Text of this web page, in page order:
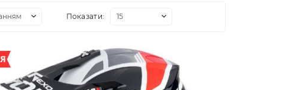
Показати: